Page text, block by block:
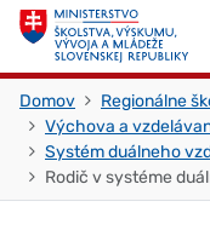
Skočiť na obsah
Domov
Regionálne
Výchova a
Systém duálneho
Rodič v systéme
Skočiť na začiatok